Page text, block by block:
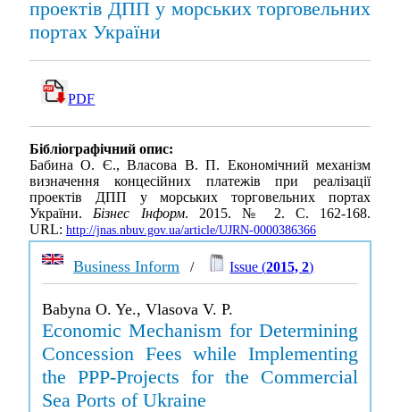
проектів ДПП у морських торговельних
портах України
PDF
Бібліографічний опис:
Бабина О. Є., Власова В. П. Економічний механізм
визначення концесійних платежів при реалізації
проектів ДПП у морських торговельних портах
України.Бізнес Інформ. 2015. № 2. С. 162-168.
URL: http://jnas.nbuv.gov.ua/article/UJRN-0000386366
Business Inform / Issue (2015, 2)
Babyna O. Ye., Vlasova V. P.
Economic Mechanism for Determining
Concession Fees while Implementing
the PPP-Projects for the Commercial
Sea Ports of Ukraine